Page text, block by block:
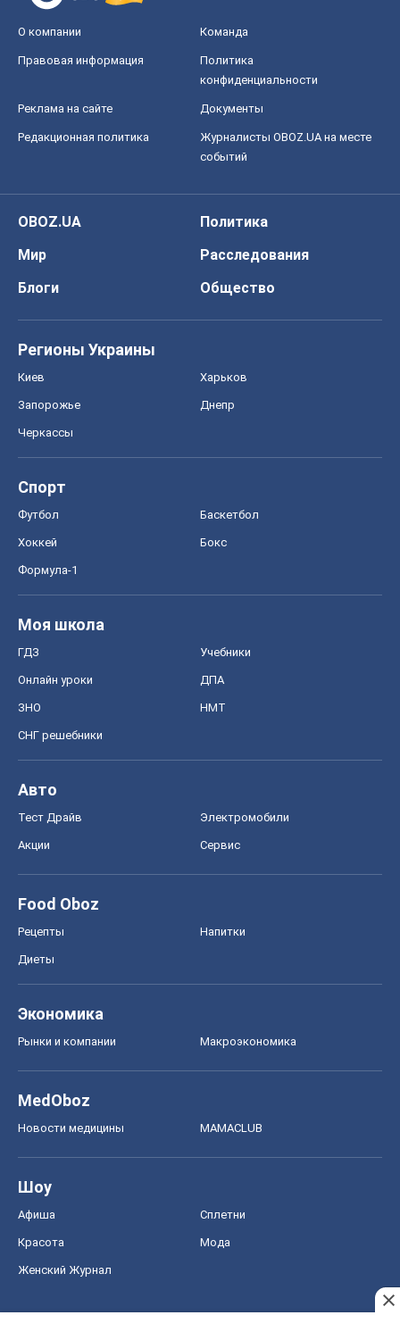
О компании Команда
Правовая информация
Политика
конфиденциальности
Реклама на сайте Документы
Редакционная политика
Журналисты OBOZ.UA на месте
событий
OBOZ.UA
Политика
Мир
Расследования
Блоги
Общество
Регионы Украины
Киев Харьков
Запорожье Днепр
Черкассы
Спорт
Футбол Баскетбол
Хоккей Бокс
Формула-1
Моя школа
ГДЗ Учебники
Онлайн уроки ДПА
ЗНО НМТ
СНГ решебники
Авто
Тест Драйв Электромобили
Акции Сервис
Food Oboz
Рецепты Напитки
Диеты
Экономика
Рынки и компании Mакроэкономика
MedOboz
Новости медицины MAMACLUB
Шоу
Афиша Сплетни
Красота Мода
Женский Журнал